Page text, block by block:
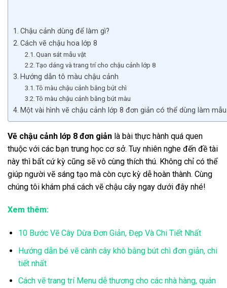
Chậu cảnh dùng để làm gì?
Cách vẽ chậu hoa lớp 8
Quan sát mẫu vật
Tạo dáng và trang trí cho chậu cảnh lớp 8
Hướng dẫn tô màu chậu cảnh
Tô màu chậu cảnh bằng bút chì
Tô màu chậu cảnh bằng bút màu
Một vài hình vẽ chậu cảnh lớp 8 đơn giản có thể dùng làm mẫu
Vẽ chậu cảnh lớp 8 đơn giản là bài thực hành quá quen
thuộc với các bạn trung học cơ sở. Tuy nhiên nghe đến đề tài
này thì bất cứ kỳ cũng sẽ vô cùng thích thú. Không chỉ có thể
giúp người vẽ sáng tạo mà còn cực kỳ dễ hoàn thành. Cùng
chúng tôi khám phá cách vẽ chậu cây ngay dưới đây nhé!
Xem thêm:
10 Bước Vẽ Cây Dừa Đơn Giản, Đẹp Và Chi Tiết Nhất
Hướng dẫn bé vẽ cành cây khô bằng bút chì đơn giản, chi
tiết nhất
Cách vẽ trang trí Menu dễ thương cho các nhà hàng, quán